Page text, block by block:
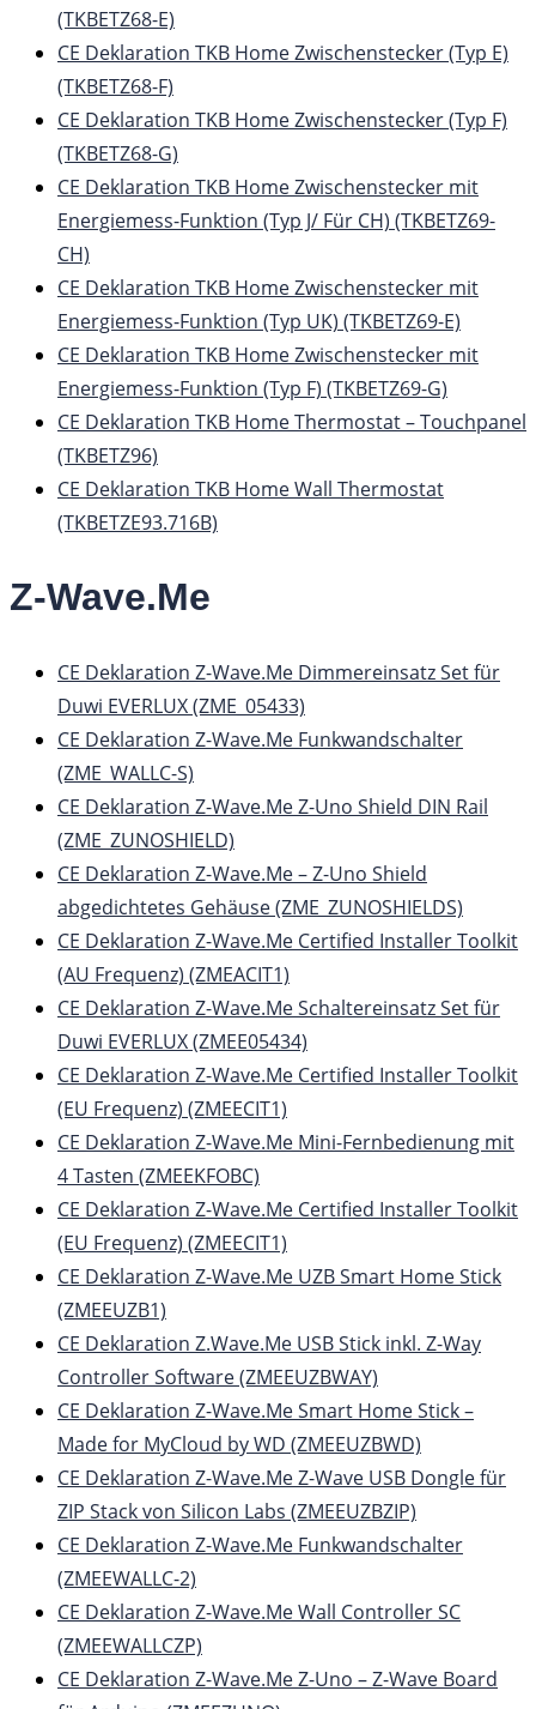
(TKBETZ68-E)
CE Deklaration TKB Home Zwischenstecker (Typ E)
(TKBETZ68-F)
CE Deklaration TKB Home Zwischenstecker (Typ F)
(TKBETZ68-G)
CE Deklaration TKB Home Zwischenstecker mit
Energiemess-Funktion (Typ J/ Für CH) (TKBETZ69-
CH)
CE Deklaration TKB Home Zwischenstecker mit
Energiemess-Funktion (Typ UK) (TKBETZ69-E)
CE Deklaration TKB Home Zwischenstecker mit
Energiemess-Funktion (Typ F) (TKBETZ69-G)
CE Deklaration TKB Home Thermostat – Touchpanel
(TKBETZ96)
CE Deklaration TKB Home Wall Thermostat
(TKBETZE93.716B)
Z-Wave.Me
CE Deklaration Z-Wave.Me Dimmereinsatz Set für
Duwi EVERLUX (ZME_05433)
CE Deklaration Z-Wave.Me Funkwandschalter
(ZME_WALLC-S)
CE Deklaration Z-Wave.Me Z-Uno Shield DIN Rail
(ZME_ZUNOSHIELD)
CE Deklaration Z-Wave.Me – Z-Uno Shield
abgedichtetes Gehäuse (ZME_ZUNOSHIELDS)
CE Deklaration Z-Wave.Me Certified Installer Toolkit
(AU Frequenz) (ZMEACIT1)
CE Deklaration Z-Wave.Me Schaltereinsatz Set für
Duwi EVERLUX (ZMEE05434)
CE Deklaration Z-Wave.Me Certified Installer Toolkit
(EU Frequenz) (ZMEECIT1)
CE Deklaration Z-Wave.Me Mini-Fernbedienung mit
4 Tasten (ZMEEKFOBC)
CE Deklaration Z-Wave.Me Certified Installer Toolkit
(EU Frequenz) (ZMEECIT1)
CE Deklaration Z-Wave.Me UZB Smart Home Stick
(ZMEEUZB1)
CE Deklaration Z.Wave.Me USB Stick inkl. Z-Way
Controller Software (ZMEEUZBWAY)
CE Deklaration Z-Wave.Me Smart Home Stick –
Made for MyCloud by WD (ZMEEUZBWD)
CE Deklaration Z-Wave.Me Z-Wave USB Dongle für
ZIP Stack von Silicon Labs (ZMEEUZBZIP)
CE Deklaration Z-Wave.Me Funkwandschalter
(ZMEEWALLC-2)
CE Deklaration Z-Wave.Me Wall Controller SC
(ZMEEWALLCZP)
CE Deklaration Z-Wave.Me Z-Uno – Z-Wave Board